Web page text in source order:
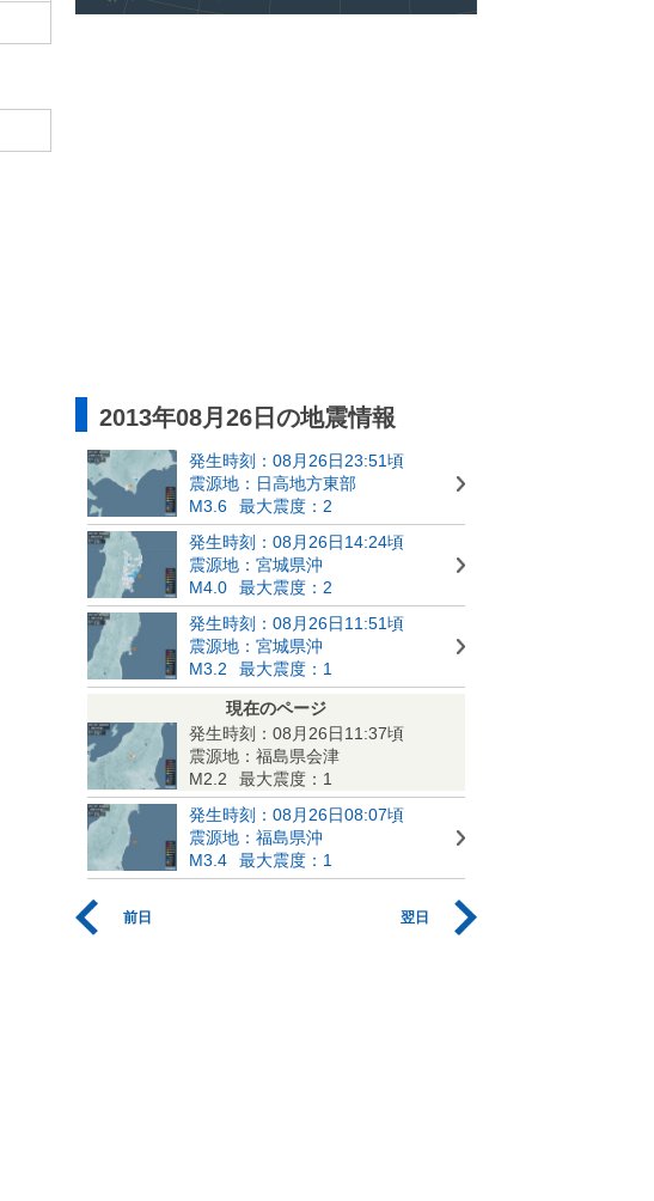
2013年08月26日の地震情報
発生時刻：08月26日23:51頃
震源地：日高地方東部
M3.6
最大震度：2
発生時刻：08月26日14:24頃
震源地：宮城県沖
M4.0
最大震度：2
発生時刻：08月26日11:51頃
震源地：宮城県沖
M3.2
最大震度：1
現在のページ
発生時刻：08月26日11:37頃
震源地：福島県会津
M2.2
最大震度：1
発生時刻：08月26日08:07頃
震源地：福島県沖
M3.4
最大震度：1
前日 翌日